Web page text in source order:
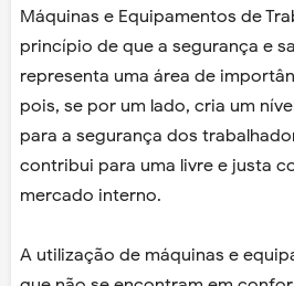
Máquinas e Equipamentos de
princípio de que a segurança e
representa uma área de
pois, se por um lado, cria um
para a segurança dos
contribui para uma livre e justa
mercado interno.
A utilização de máquinas e